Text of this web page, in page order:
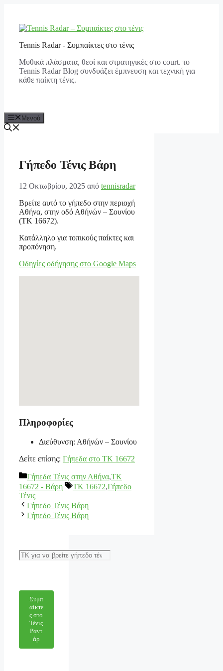
περιεχόμενο
Tennis Radar - Συμπαίκτες στο τένις
Μυθικά πλάσματα, θεοί και στρατηγικές στο court. το
Tennis Radar Blog συνδυάζει έμπνευση και τεχνική για
κάθε παίκτη τένις.
Μενού
Γήπεδο Τένις Βάρη
12 Οκτωβρίου, 2025 από tennisradar
Βρείτε αυτό το γήπεδο στην περιοχή
Αθήνα, στην οδό Αθήνών – Σουνίου
(ΤΚ 16672).
Κατάλληλο για τοπικούς παίκτες και
προπόνηση.
Οδηγίες οδήγησης στο Google Maps
Πληροφορίες
Διεύθυνση: Αθήνών – Σουνίου
Δείτε επίσης: Γήπεδα στο ΤΚ 16672
Κατηγορίες
Γήπεδα Τένις στην Αθήνα,ΤΚ
16672 - Βάρη
Ετικέτες
TK 16672,Γήπεδο
Τένις
Γήπεδο Τένις Βάρη
Γήπεδο Τένις Βάρη
Αναζήτηση
Συμπ
αίκτε
ς στο
Τένις
Ραντ
άρ